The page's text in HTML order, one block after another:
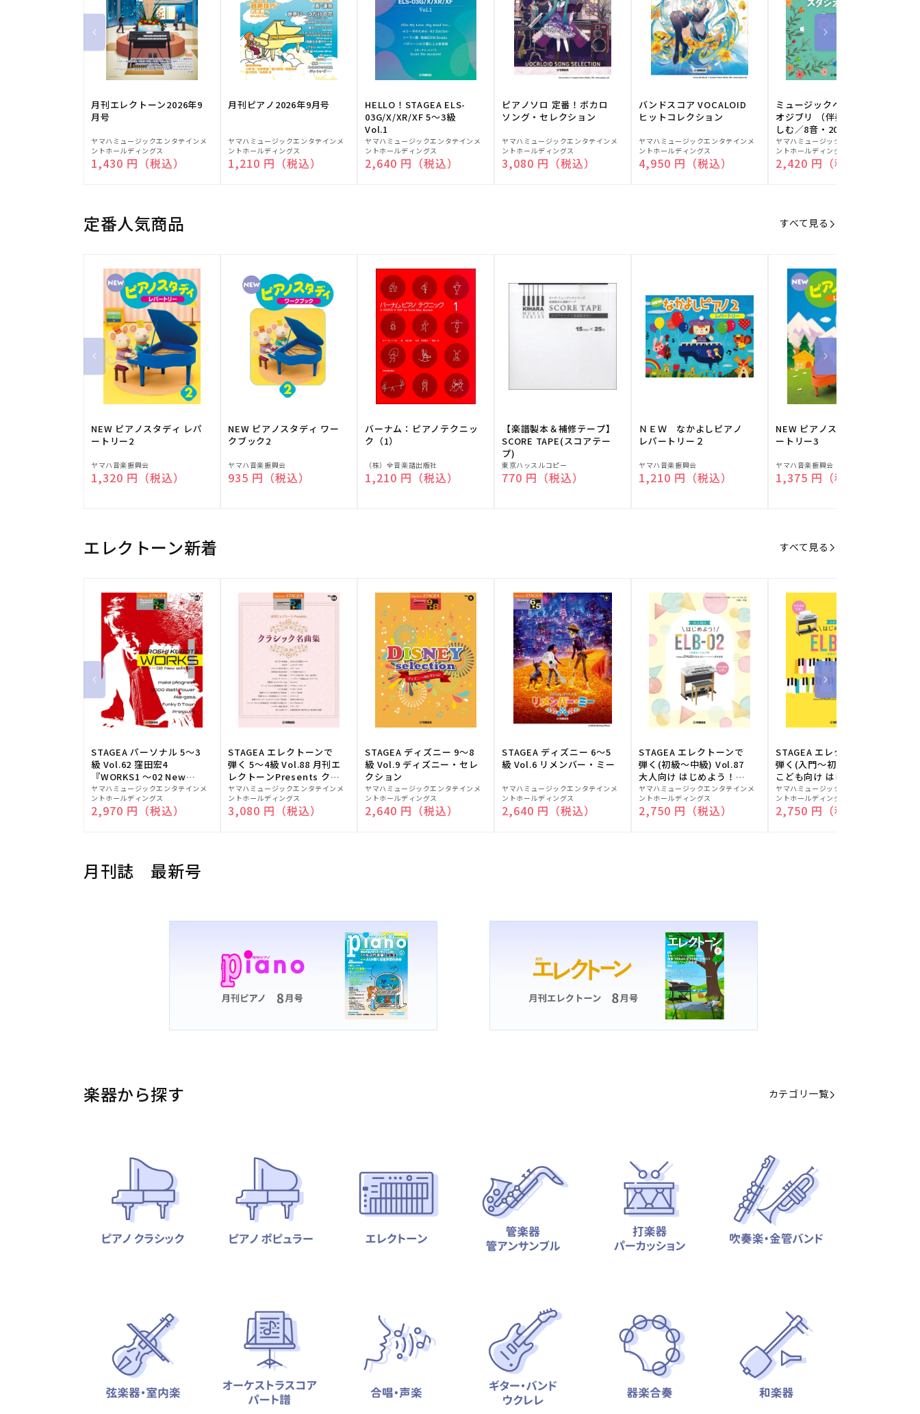
月刊エレクトーン2026年9
月号
販
売
元:
ヤマハミュージックエンタテインメ
ントホールディングス
通常価格
1,430 円（税込）
月刊ピアノ2026年9月号
販
売
元:
ヤマハミュージックエンタテインメ
ントホールディングス
通常価格
1,210 円（税込）
HELLO！STAGEA ELS-
03G/X/XR/XF 5～3級
Vol.1
販
売
元:
ヤマハミュージックエンタテインメ
ントホールディングス
通常価格
2,640 円（税込）
ピアノソロ 定番！ボカロ
ソング・セレクション
販
売
元:
ヤマハミュージックエンタテインメ
ントホールディングス
通常価格
3,080 円（税込）
バンドスコア VOCALOID
ヒットコレクション
販
売
元:
ヤマハミュージックエンタテインメ
ントホールディングス
通常価格
4,950 円（税込）
ミュージックベルでスタジ
オジブリ （伴奏音源と楽
しむ／8音・20音ベル対応
／ドレミふりがな付）
販
売
元:
ヤマハミュージックエンタテインメ
ントホールディングス
通常価格
2,420 円（税込）
定番人気商品 すべて見る
NEW ピアノスタディ レパ
ートリー2
販
売
ヤマハ音楽振興会
通常価格
1,320 円（税込）
NEW ピアノスタディ ワー
クブック2
販
売
ヤマハ音楽振興会
通常価格
935 円（税込）
バーナム：ピアノテクニッ
ク（1）
販
売
（株）全音楽譜出版社
通常価格
1,210 円（税込）
【楽譜製本＆補修テープ】
SCORE TAPE(スコアテー
プ)
販
売
東京ハッスルコピー
通常価格
770 円（税込）
ＮＥＷ なかよしピアノ
レパートリー２
販
売
ヤマハ音楽振興会
通常価格
1,210 円（税込）
NEW ピアノスタディ レパ
ートリー3
販
売
ヤマハ音楽振興会
通常価格
1,375 円（税込）
エレクトーン新着 すべて見る
STAGEA パーソナル 5～3
級 Vol.62 窪田宏4
『WORKS1 ～02 New
edition～』
販
売
元:
ヤマハミュージックエンタテインメ
ントホールディングス
通常価格
2,970 円（税込）
STAGEA エレクトーンで
弾く 5～4級 Vol.88 月刊エ
レクトーンPresents クラ
シック名曲集
販
売
元:
ヤマハミュージックエンタテインメ
ントホールディングス
通常価格
3,080 円（税込）
STAGEA ディズニー 9～8
級 Vol.9 ディズニー・セレ
クション
販
売
元:
ヤマハミュージックエンタテインメ
ントホールディングス
通常価格
2,640 円（税込）
STAGEA ディズニー 6～5
級 Vol.6 リメンバー・ミー
販
売
元:
ヤマハミュージックエンタテインメ
ントホールディングス
通常価格
2,640 円（税込）
STAGEA エレクトーンで
弾く(初級～中級) Vol.87
大人向け はじめよう！
ELB-02(楽器のトリセツ
付)
販
売
元:
ヤマハミュージックエンタテインメ
ントホールディングス
通常価格
2,750 円（税込）
STAGEA エレクトーンで
弾く(入門～初級) Vol.86
こども向け はじめよう！
ELB-02(楽器のトリセツ
付)
販
売
元:
ヤマハミュージックエンタテインメ
ントホールディングス
通常価格
2,750 円（税込）
月刊誌 最新号
楽器から探す カテゴリ一覧